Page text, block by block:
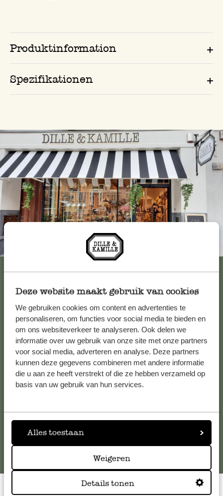
Deze website maakt gebruik van cookies
We gebruiken cookies om content en advertenties te
personaliseren, om functies voor social media te bieden en
om ons websiteverkeer te analyseren. Ook delen we
informatie over uw gebruik van onze site met onze partners
voor social media, adverteren en analyse. Deze partners
kunnen deze gegevens combineren met andere informatie
die u aan ze heeft verstrekt of die ze hebben verzameld op
basis van uw gebruik van hun services.
Alles toestaan
Weigeren
Details tonen
Produktinformation
Spezifikationen
Immer in der Nähe
Kundenservice/Hilfe
Falls Sie Fragen haben oder Tipps und Hilfe brauchen, wenden
Sie sich bitte an unseren Kundenservice. Oder lesen Sie hier
die Antworten aufhäufig gestellte Fragen.
kundenservice@dille-kamille.at
Online-Kundenservice